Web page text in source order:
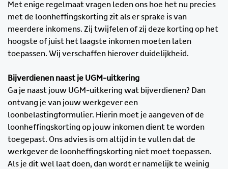
Met enige regelmaat vragen leden ons hoe het nu precies
met de loonheffingskorting zit als er sprake is van
meerdere inkomens. Zij twijfelen of zij deze korting op het
hoogste of juist het laagste inkomen moeten laten
toepassen. Wij verschaffen hierover duidelijkheid.
Bijverdienen naast je UGM-uitkering
Ga je naast jouw UGM-uitkering wat bijverdienen? Dan
ontvang je van jouw werkgever een
loonbelastingformulier. Hierin moet je aangeven of de
loonheffingskorting op jouw inkomen dient te worden
toegepast. Ons advies is om altijd in te vullen dat de
werkgever de loonheffingskorting niet moet toepassen.
Als je dit wel laat doen, dan wordt er namelijk te weinig